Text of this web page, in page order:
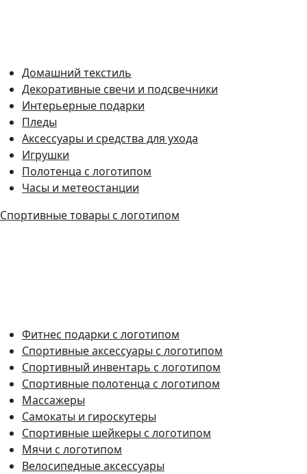
Домашний текстиль
Декоративные свечи и подсвечники
Интерьерные подарки
Пледы
Аксессуары и средства для ухода
Игрушки
Полотенца с логотипом
Часы и метеостанции
Спортивные товары с логотипом
Фитнес подарки с логотипом
Спортивные аксессуары с логотипом
Спортивный инвентарь с логотипом
Спортивные полотенца с логотипом
Массажеры
Самокаты и гироскутеры
Спортивные шейкеры с логотипом
Мячи с логотипом
Велосипедные аксессуары